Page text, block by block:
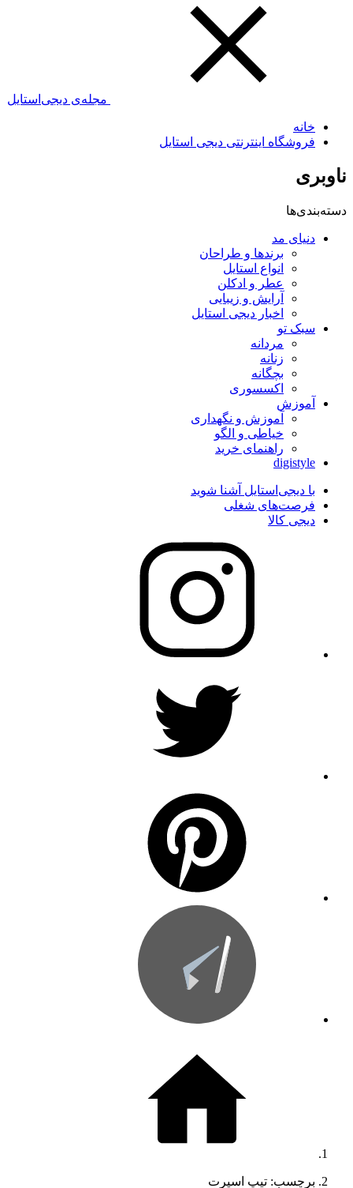
مجله‌ی دیجی‌استایل
خانه
فروشگاه اینترنتی دیجی استایل
ناوبری
دسته‌بندی‌ها
دنیای مد
برندها و طراحان
انواع استایل
عطر و ادکلن
آرایش و زیبایی
اخبار دیجی استایل
سبک تو
مردانه
زنانه
بچگانه
اکسسوری
آموزش
آموزش و نگهداری
خیاطی و الگو
راهنمای خرید
digistyle
با دیجی‌استایل آشنا شوید
فرصت‌های شغلی
دیجی کالا
برچسب: تیپ اسپرت